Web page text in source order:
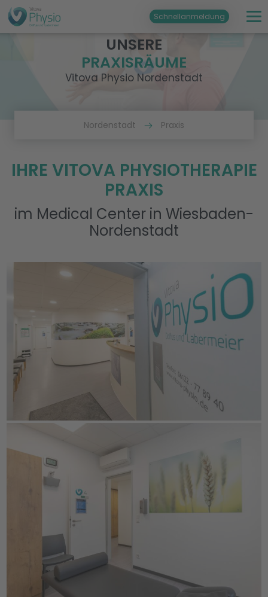
Schnellanmeldung
UNSERE
PRAXISRÄUME
Vitova Physio Nordenstadt
Nordenstadt Praxis
IHRE VITOVA PHYSIOTHERAPIE
PRAXIS
im Medical Center in Wiesbaden-
Nordenstadt